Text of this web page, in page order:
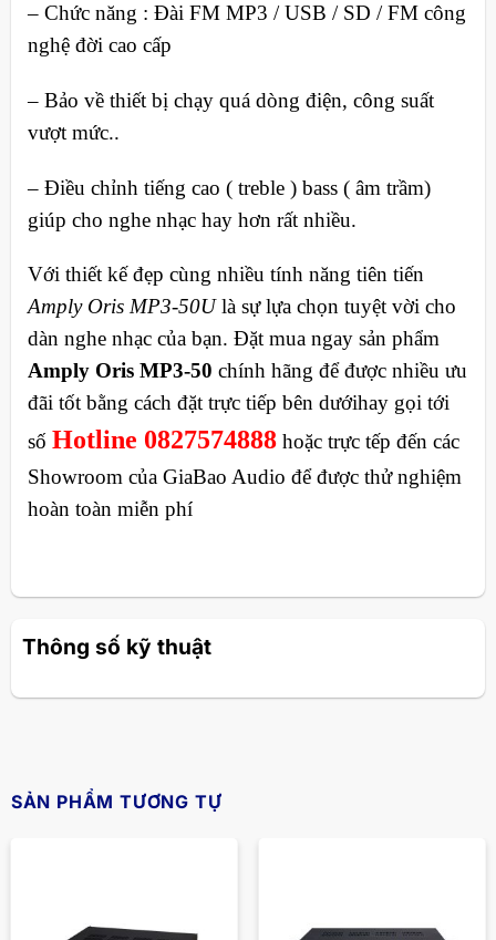
– Chức năng : Đài FM MP3 / USB / SD / FM công
nghệ đời cao cấp
– Bảo về thiết bị chạy quá dòng điện, công suất
vượt mức..
– Điều chỉnh tiếng cao ( treble ) bass ( âm trầm)
giúp cho nghe nhạc hay hơn rất nhiều.
Với thiết kế đẹp cùng nhiều tính năng tiên tiến
Amply Oris MP3-50Ulà sự lựa chọn tuyệt vời cho
dàn nghe nhạc của bạn. Đặt mua ngay sản phẩm
Amply Oris MP3-50 chính hãng để được nhiều ưu
đãi tốt bằng cách đặt trực tiếp bên dướihay gọi tới
số Hotline 0827574888hoặc trực tếp đến các
Showroom của GiaBao Audio để được thử nghiệm
hoàn toàn miễn phí
Thông số kỹ thuật
SẢN PHẨM TƯƠNG TỰ